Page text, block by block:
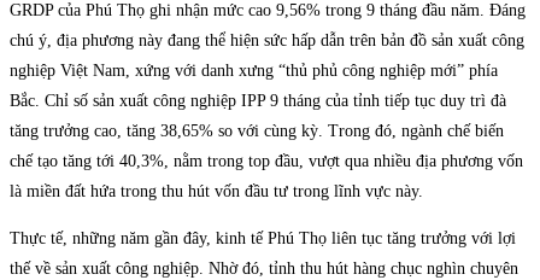
GRDP của Phú Thọ ghi nhận mức cao 9,56% trong 9 tháng đầu năm. Đáng
chú ý, địa phương này đang thể hiện sức hấp dẫn trên bản đồ sản xuất công
nghiệp Việt Nam, xứng với danh xưng “thủ phủ công nghiệp mới” phía
Bắc. Chỉ số sản xuất công nghiệp IPP 9 tháng của tỉnh tiếp tục duy trì đà
tăng trưởng cao, tăng 38,65% so với cùng kỳ. Trong đó, ngành chế biến
chế tạo tăng tới 40,3%, nằm trong top đầu, vượt qua nhiều địa phương vốn
là miền đất hứa trong thu hút vốn đầu tư trong lĩnh vực này.
Thực tế, những năm gần đây, kinh tế Phú Thọ liên tục tăng trưởng với lợi
thế về sản xuất công nghiệp. Nhờ đó, tỉnh thu hút hàng chục nghìn chuyên